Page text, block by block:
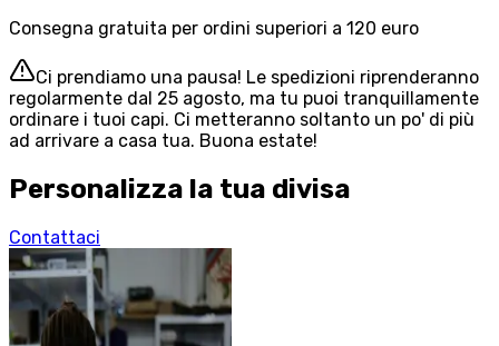
Consegna gratuita per ordini superiori a 120 euro
Ci prendiamo una pausa! Le spedizioni riprenderanno
regolarmente dal 25 agosto, ma tu puoi tranquillamente
ordinare i tuoi capi. Ci metteranno soltanto un po' di più
ad arrivare a casa tua. Buona estate!
Personalizza la tua divisa
Contattaci